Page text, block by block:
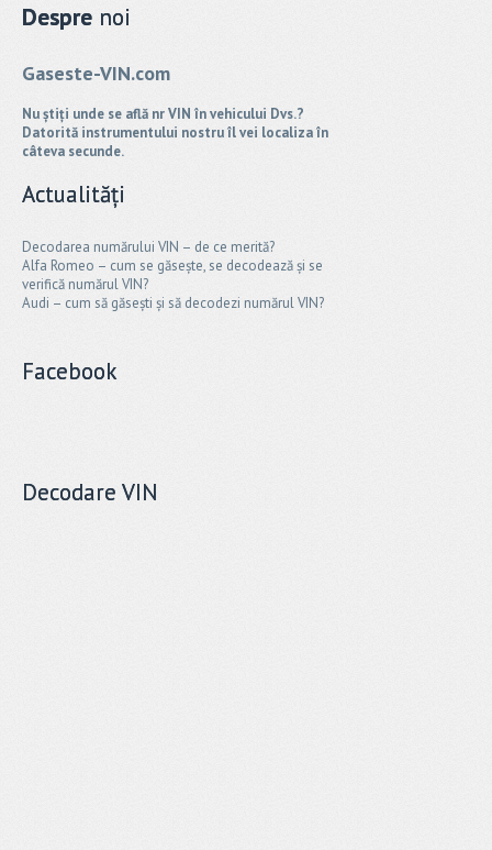
Despre noi
Gaseste-VIN.com
Nu știți unde se află nr VIN în vehicului Dvs.?
Datorită instrumentului nostru îl vei localiza în
câteva secunde.
Actualități
Decodarea numărului VIN – de ce merită?
Alfa Romeo – cum se găsește, se decodează și se
verifică numărul VIN?
Audi – cum să găsești și să decodezi numărul VIN?
Facebook
Decodare VIN